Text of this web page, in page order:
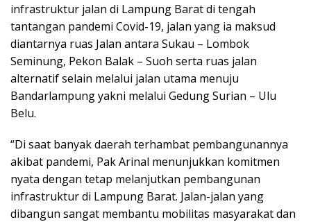
infrastruktur jalan di Lampung Barat di tengah
tantangan pandemi Covid-19, jalan yang ia maksud
diantarnya ruas Jalan antara Sukau – Lombok
Seminung, Pekon Balak – Suoh serta ruas jalan
alternatif selain melalui jalan utama menuju
Bandarlampung yakni melalui Gedung Surian – Ulu
Belu.
“Di saat banyak daerah terhambat pembangunannya
akibat pandemi, Pak Arinal menunjukkan komitmen
nyata dengan tetap melanjutkan pembangunan
infrastruktur di Lampung Barat. Jalan-jalan yang
dibangun sangat membantu mobilitas masyarakat dan